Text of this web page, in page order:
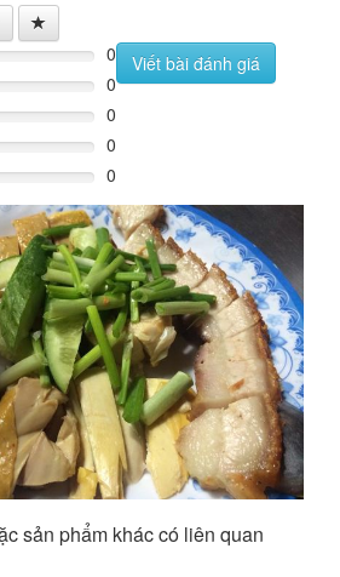
0
0
0
0
0
Viết bài đánh giá
sản phẩm khác có liên quan